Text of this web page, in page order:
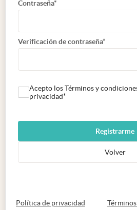
Contraseña*
Verificación de contraseña*
Acepto los Términos y
privacidad*
Registrarme
Volver
Política de privacidad abre en nueva